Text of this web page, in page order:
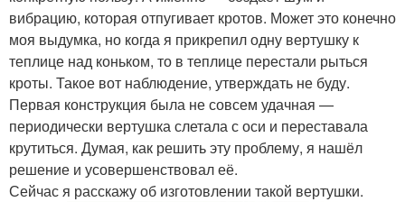
вибрацию, которая отпугивает кротов. Может это конечно
моя выдумка, но когда я прикрепил одну вертушку к
теплице над коньком, то в теплице перестали рыться
кроты. Такое вот наблюдение, утверждать не буду.
Первая конструкция была не совсем удачная —
периодически вертушка слетала с оси и переставала
крутиться. Думая, как решить эту проблему, я нашёл
решение и усовершенствовал её.
Сейчас я расскажу об изготовлении такой вертушки.